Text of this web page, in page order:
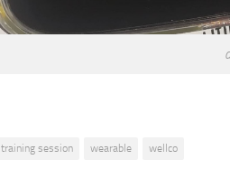
training session wearable wellco